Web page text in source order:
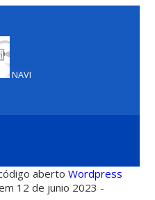
NAVI
abertoWordpress
12 de junio 2023 -